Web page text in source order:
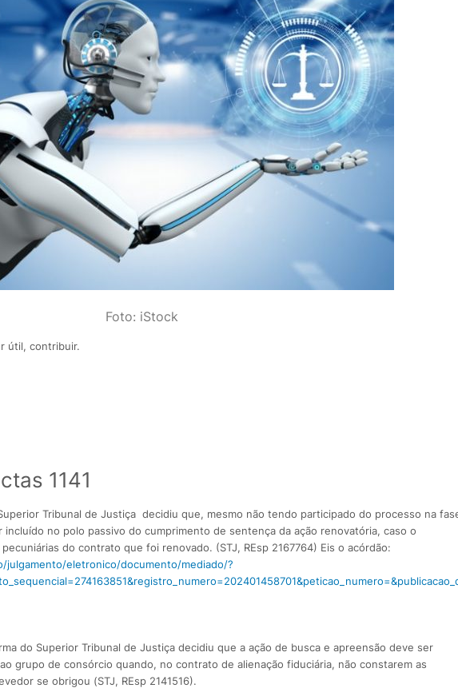
Foto: iStock
útil, contribuir.
1141
Tribunal de Justiça decidiu que, mesmo não tendo participado do processo na
no polo passivo do cumprimento de sentença da ação renovatória, caso o
do contrato que foi renovado. (STJ, REsp 2167764) Eis o acórdão:
eletronico/documento/mediado/?
do Superior Tribunal de Justiça decidiu que a ação de busca e apreensão deve ser
grupo de consórcio quando, no contrato de alienação fiduciária, não constarem as
se obrigou (STJ, REsp 2141516).